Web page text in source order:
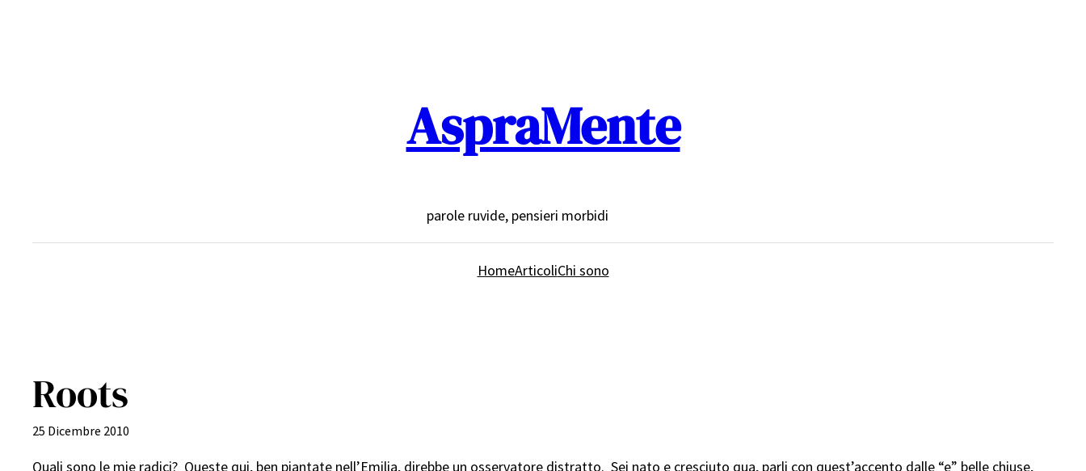
AspraMente
parole ruvide, pensieri morbidi
HomeArticoliChi sono
Roots
25 Dicembre 2010
Quali sono le mie radici? Queste qui, ben piantate nell’Emilia, direbbe un osservatore distratto. Sei nato e cresciuto qua, parli con quest’accento dalle “e” belle chiuse,